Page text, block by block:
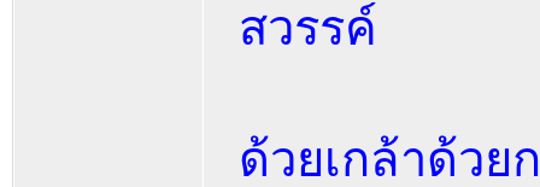
สวรรค์
ด้วยเกล้าด้วย